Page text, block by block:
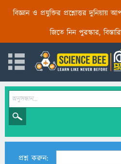
বিজ্ঞান ও প্রযুক্তির প্রশ্নোত্তর দুনিয়ায়
জিতে নিন পুরস্কার,
প্রশ্ন করুন: